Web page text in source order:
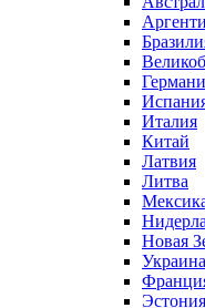
Италия
Китай
Латвия
Литва
Новая
Украина
Эстония